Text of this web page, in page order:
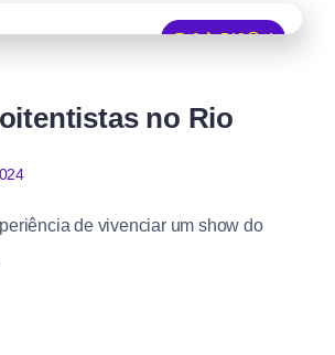
0 543
4
no Rio
de vivenciar um show do